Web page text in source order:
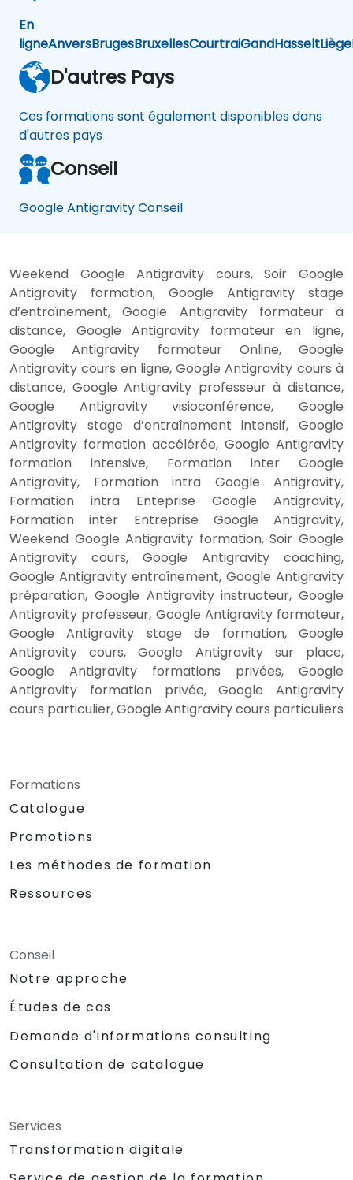
En
ligneAnversBrugesBruxellesCourtraiGandHasseltLiège
D'autres Pays
Ces formations sont également disponibles dans
d'autres pays
Conseil
Google Antigravity Conseil
Weekend Google Antigravity cours, Soir Google
Antigravity formation, Google Antigravity stage
d’entraînement, Google Antigravity formateur à
distance, Google Antigravity formateur en ligne,
Google Antigravity formateur Online, Google
Antigravity cours en ligne, Google Antigravity cours à
distance, Google Antigravity professeur à distance,
Google Antigravity visioconférence, Google
Antigravity stage d’entraînement intensif, Google
Antigravity formation accélérée, Google Antigravity
formation intensive, Formation inter Google
Antigravity, Formation intra Google Antigravity,
Formation intra Enteprise Google Antigravity,
Formation inter Entreprise Google Antigravity,
Weekend Google Antigravity formation, Soir Google
Antigravity cours, Google Antigravity coaching,
Google Antigravity entraînement, Google Antigravity
préparation, Google Antigravity instructeur, Google
Antigravity professeur, Google Antigravity formateur,
Google Antigravity stage de formation, Google
Antigravity cours, Google Antigravity sur place,
Google Antigravity formations privées, Google
Antigravity formation privée, Google Antigravity
cours particulier, Google Antigravity cours particuliers
Formations
Catalogue
Promotions
Les méthodes de formation
Ressources
Conseil
Notre approche
Études de cas
Demande d'informations consulting
Consultation de catalogue
Services
Transformation digitale